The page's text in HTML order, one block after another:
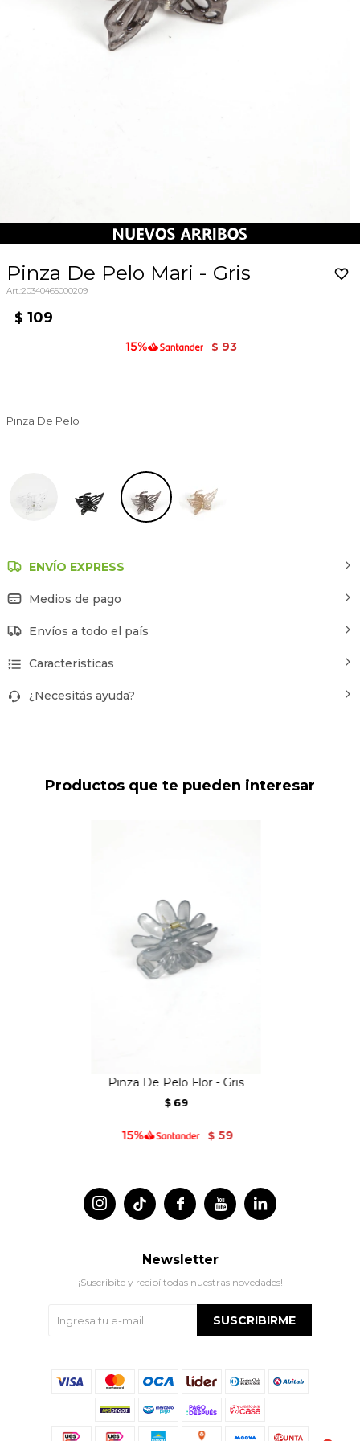
Pinza De Pelo Mari - Gris
20340465000209
$ 109
$ 93
Pinza De Pelo
ENVÍO EXPRESS
Medios de pago
Envíos a todo el país
Características
¿Necesitás ayuda?
Productos que te pueden interesar
Pinza De Pelo Flor - Gris
$ 69
$ 59
 
 
Newsletter
¡Suscribite y recibí todas nuestras novedades!
SUSCRIBIRME